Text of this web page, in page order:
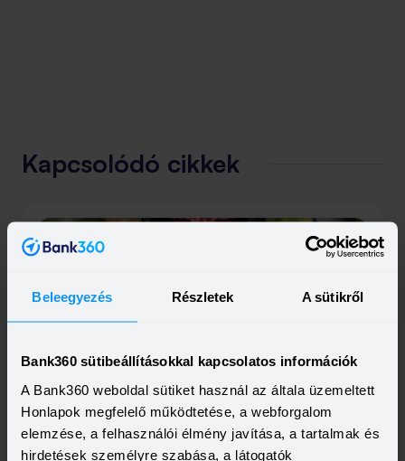
Beleegyezés Részletek A sütikről
Bank360 sütibeállításokkal kapcsolatos információk
A Bank360 weboldal sütiket használ az általa üzemeltett
Honlapok megfelelő működtetése, a webforgalom
elemzése, a felhasználói élmény javítása, a tartalmak és
hirdetések személyre szabása, a látogatók
Kapcsolódó cikkek
2024-05-29
eleji indulását
Hivatalosan bejelentették, hogy az eddig közöltekkel
ellentéteben még nem írják ki az új otthonfelújítási
programot, így arra június 3-tól nem is lehet pályázni. A
Elolvasom